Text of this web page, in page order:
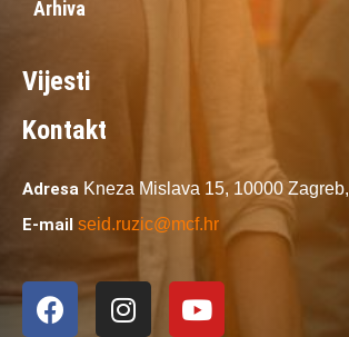
Arhiva
Vijesti
Kontakt
Adresa Kneza Mislava 15, 10000 Zagreb,
E-mail seid.ruzic@mcf.hr